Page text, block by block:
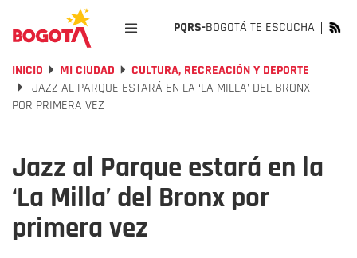
PQRS-BOGOTÁ TE ESCUCHA
INICIO MI CIUDAD
CULTURA, RECREACIÓN Y DEPORTE
JAZZ AL PARQUE ESTARÁ EN LA ‘LA MILLA’ DEL BRONX
POR PRIMERA VEZ
Jazz al Parque estará en la
‘La Milla’ del Bronx por
primera vez